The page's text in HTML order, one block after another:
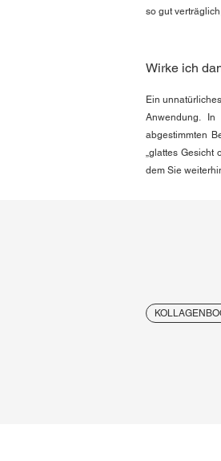
so gut
Wirke ich
Ein
Anwendung.
abgestimmten
„glattes Gesicht
dem Sie